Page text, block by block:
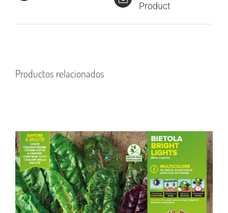
Product
Productos relacionados